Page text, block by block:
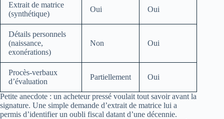
Extrait de matrice
(synthétique)
Oui Oui
Détails personnels
(naissance,
exonérations)
Non Oui
Procès‑verbaux
d’évaluation
Partiellement Oui
Petite anecdote : un acheteur pressé voulait tout savoir avant la
signature. Une simple demande d’extrait de matrice lui a
permis d’identifier un oubli fiscal datant d’une décennie.